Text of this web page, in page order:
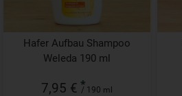
Hafer Aufbau Shampoo
Weleda 190 ml
7,95 € *
/ 190 ml